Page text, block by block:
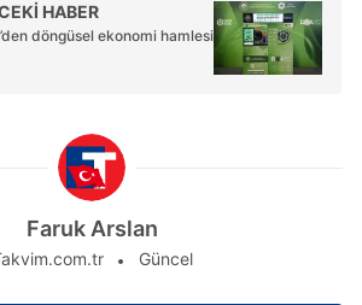
HABER
döngüsel ekonomi hamlesi
Faruk Arslan
Güncel